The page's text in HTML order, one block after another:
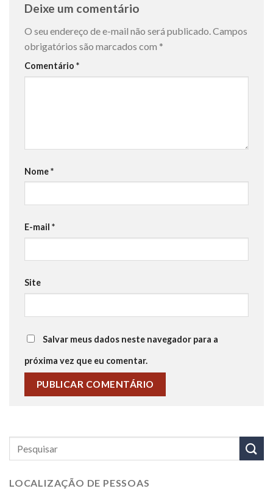
Deixe um comentário
O seu endereço de e-mail não será publicado.Campos
obrigatórios são marcados com *
Comentário *
Nome*
E-mail *
Site
Salvar meus dados neste navegador para a
próxima vez que eu comentar.
LOCALIZAÇÃO DE PESSOAS